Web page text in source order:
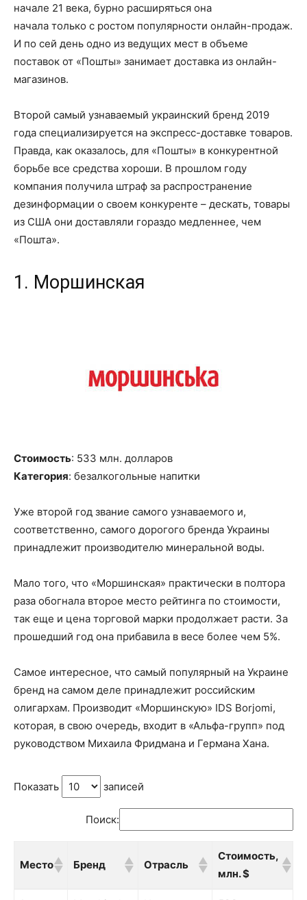
начале 21 века, бурно расширяться она
начала только с ростом популярности онлайн-продаж.
И по сей день одно из ведущих мест в объеме
поставок от «Пошты» занимает доставка из онлайн-
магазинов.
Второй самый узнаваемый украинский бренд 2019
года специализируется на экспресс-доставке товаров.
Правда, как оказалось, для «Пошты» в конкурентной
борьбе все средства хороши. В прошлом году
компания получила штраф за распространение
дезинформации о своем конкуренте – дескать, товары
из США они доставляли гораздо медленнее, чем
«Пошта».
1. Моршинская
Стоимость: 533 млн. долларов
Категория: безалкогольные напитки
Уже второй год звание самого узнаваемого и,
соответственно, самого дорогого бренда Украины
принадлежит производителю минеральной воды.
Мало того, что «Моршинская» практически в полтора
раза обогнала второе место рейтинга по стоимости,
так еще и цена торговой марки продолжает расти. За
прошедший год она прибавила в весе более чем 5%.
Самое интересное, что самый популярный на Украине
бренд на самом деле принадлежит российским
олигархам. Производит «Моршинскую» IDS Borjomi,
которая, в свою очередь, входит в «Альфа-групп» под
руководством Михаила Фридмана и Германа Хана.
Показать записей
Поиск:
Место Бренд Отрасль
Стоимость,
млн. $